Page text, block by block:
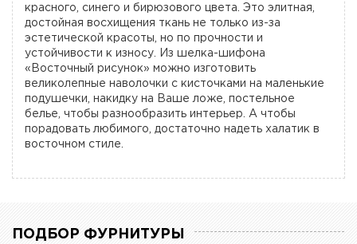
красного, синего и бирюзового цвета. Это элитная,
достойная восхищения ткань не только из-за
эстетической красоты, но по прочности и
устойчивости к износу. Из шелка-шифона
«Восточный рисунок» можно изготовить
великолепные наволочки с кисточками на маленькие
подушечки, накидку на Ваше ложе, постельное
белье, чтобы разнообразить интерьер. А чтобы
порадовать любимого, достаточно надеть халатик в
восточном стиле.
ПОДБОР ФУРНИТУРЫ